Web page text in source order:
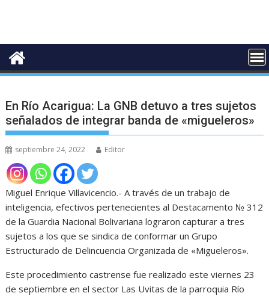
En Río Acarigua: La GNB detuvo a tres sujetos
señalados de integrar banda de «migueleros»
septiembre 24, 2022 Editor
Miguel Enrique Villavicencio.- A través de un trabajo de
inteligencia, efectivos pertenecientes al Destacamento № 312
de la Guardia Nacional Bolivariana lograron capturar a tres
sujetos a los que se sindica de conformar un Grupo
Estructurado de Delincuencia Organizada de «Migueleros».
Este procedimiento castrense fue realizado este viernes 23
de septiembre en el sector Las Uvitas de la parroquia Río